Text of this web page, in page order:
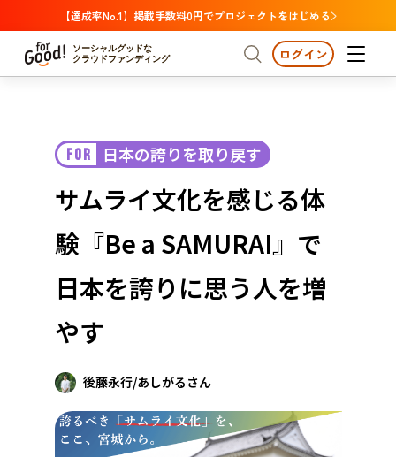
【達成率No.1】掲載手数料0円でプロジェクトをはじめる
ソーシャルグッドな
クラウドファンディング
プロジェクトからさがす 注目
カテゴリーからさがす 国際協力
医療・福祉
人権・マイノリティ
中国
四国
注目 新着
支援金額が多い
支援人数が多い
終了日が近い
カテゴリーからさがす
国際協力 医療・福祉
子ども・教育
環境・エシカル
人権・マイノリティ
社会貢献
地域からさがす
北海道 青森 岩手 宮城
栃木 群馬 埼玉 千葉 東京
ログイン
FOR 日本の誇りを取り戻す
サムライ文化を感じる体
験『Be a SAMURAI』で
日本を誇りに思う人を増
やす
後藤永行/あしがるさん